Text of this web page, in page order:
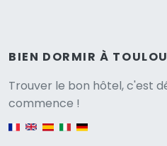
BIEN DORMIR À
Trouver le bon hôtel, c'est
commence !
English version